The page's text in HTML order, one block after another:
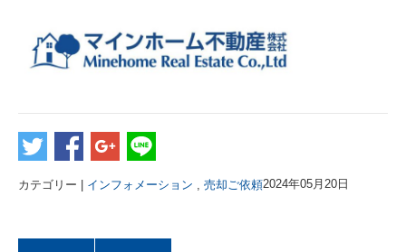
カテゴリー | インフォメーション 売却ご依頼2024年05月20日